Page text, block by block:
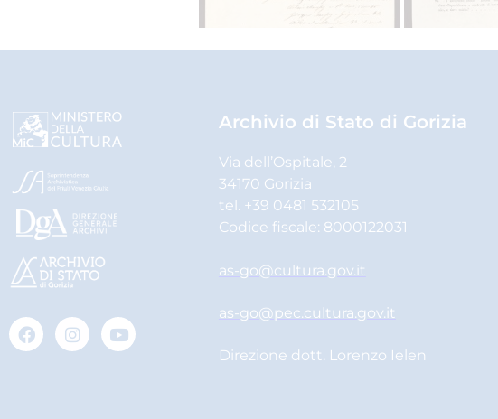
Archivio di Stato di Gorizia
Via dell’Ospitale, 2
34170 Gorizia
tel. +39 0481 532105
Codice fiscale: 8000122031
as-go@cultura.gov.it
as-go@pec.cultura.gov.it
Direzione dott. Lorenzo Ielen